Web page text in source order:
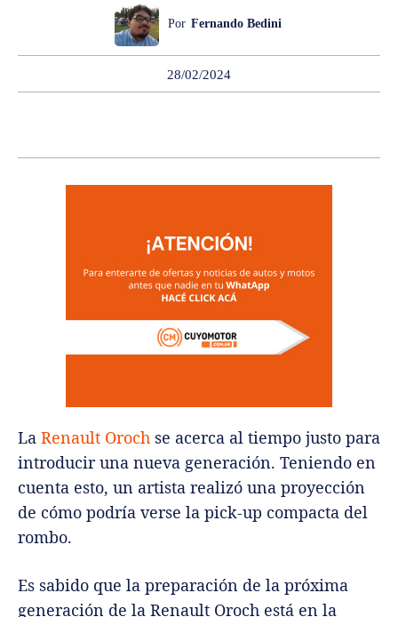
Por Fernando Bedini
28/02/2024
La Renault Oroch se acerca al tiempo justo para
introducir una nueva generación. Teniendo en
cuenta esto, un artista realizó una proyección
de cómo podría verse la pick-up compacta del
rombo.
Es sabido que la preparación de la próxima
generación de la Renault Oroch está en la